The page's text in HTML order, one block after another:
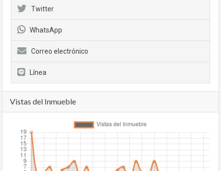
Twitter
WhatsApp
Correo electrónico
Línea
Vistas del Inmueble